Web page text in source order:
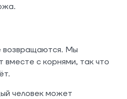
возвращаются. Мы
вместе с корнями, так что
человек может